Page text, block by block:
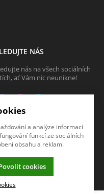
NÁS
nás na všech sociálních
ať Vám nic neunikne!
PCV a.s.
vaši firmu.
a analýze informací
funkcí ze sociálních
obsahu a reklam.
cookies